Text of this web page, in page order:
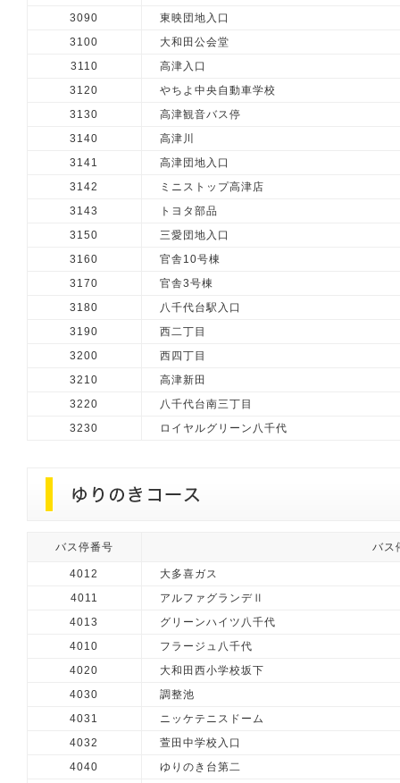
3090
東映団地入口
3100
大和田公会堂
3110
高津入口
3120
やちよ中央自動車学校
3130
高津観音バス停
3140
高津川
3141
高津団地入口
3142
ミニストップ高津店
3143
トヨタ部品
3150
三愛団地入口
3160
官舎10号棟
3170
官舎3号棟
3180
八千代台駅入口
3190
西二丁目
3200
西四丁目
3210
高津新田
3220
八千代台南三丁目
3230
ロイヤルグリーン八千代
バス停番号 バス
4012
大多喜ガス
4011
アルファグランデⅡ
4013
グリーンハイツ八千代
4010
フラージュ八千代
4020
大和田西小学校坂下
4030
調整池
4031
ニッケテニスドーム
4032
萱田中学校入口
4040
ゆりのき台第二